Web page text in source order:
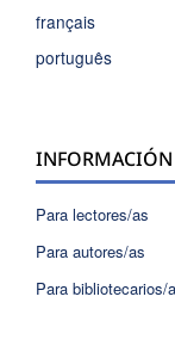
français
português
INFORMACIÓN
Para lectores/as
Para autores/as
Para bibliotecarios/